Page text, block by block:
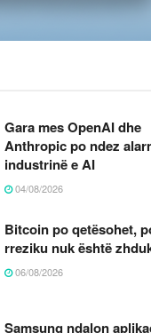
Gara mes OpenAI dhe
Anthropic po ndez
industrinë e AI
04/08/2026
Bitcoin po qetësohet,
rreziku nuk është
06/08/2026
Samsung ndalon